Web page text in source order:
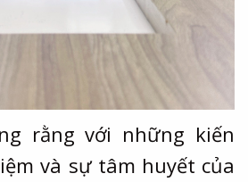
rằng với những kiến
và sự tâm huyết của